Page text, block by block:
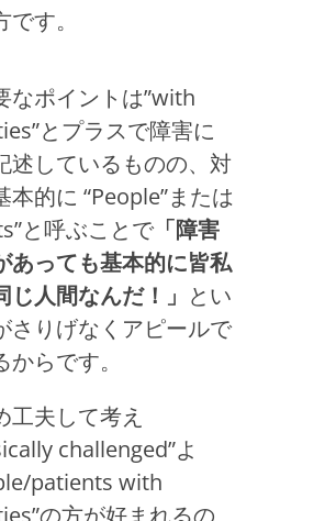
す。
なポイントは”with
とプラスで障害に
述しているものの、対
本的に “People”または
と呼ぶことで「障害
あっても基本的に皆私
じ人間なんだ！」 とい
さりげなくアピールで
からです。
工夫して考え
challenged”よ
patients with
の方が好まれるの